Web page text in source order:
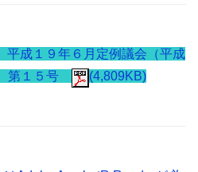
成１９年６月定例議会（平成
第１５号
(4,809KB)